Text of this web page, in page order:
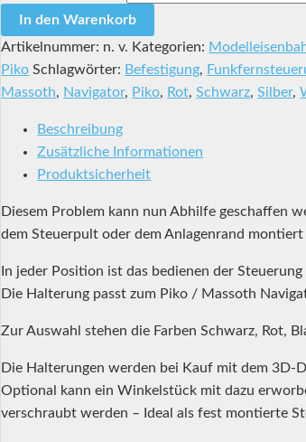
In den Warenkorb
Artikelnummer: n. v. Kategorien:
Piko Schlagwörter: Befestigung,
Massoth, Navigator, Piko, Rot,Schwarz,Silber,
Beschreibung
Zusätzliche Informationen
Produktsicherheit
Diesem Problem kann nun Abhilfe geschaffen
dem Steuerpult oder dem Anlagenrand
In jeder Position ist das bedienen der
Die Halterung passt zum Piko / Massoth
Zur Auswahl stehen die Farben Schwarz, Rot,
Die Halterungen werden bei Kauf mit dem 3D-
Optional kann ein Winkelstück mit dazu
verschraubt werden – Ideal als fest montierte